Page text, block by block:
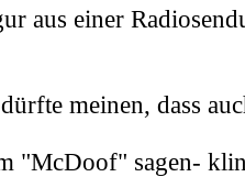
aus einer
meinen, dass
"McDoof" sagen-